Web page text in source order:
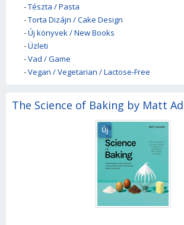
-Tészta / Pasta
-Torta Dizájn / Cake Design
-Új könyvek / New Books
-Üzleti
-Vad / Game
-Vegan / Vegetarian / Lactose-Free
The Science of Baking by Matt
Új